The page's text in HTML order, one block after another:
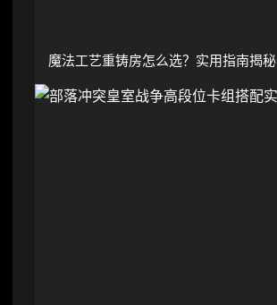
魔法工艺重铸房怎么选？实用指南揭秘